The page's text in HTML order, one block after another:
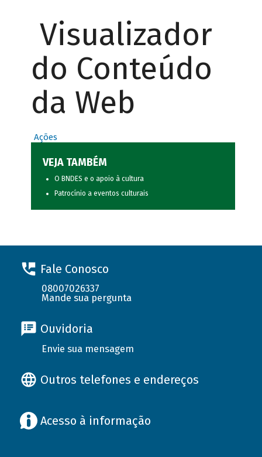
Visualizador
do Conteúdo
da Web
Ações
VEJA TAMBÉM
O BNDES e o apoio à cultura
Patrocínio a eventos culturais
Fale Conosco
08007026337
Mande sua pergunta
Ouvidoria
Envie sua mensagem
Outros telefones e endereços
Acesso à informação